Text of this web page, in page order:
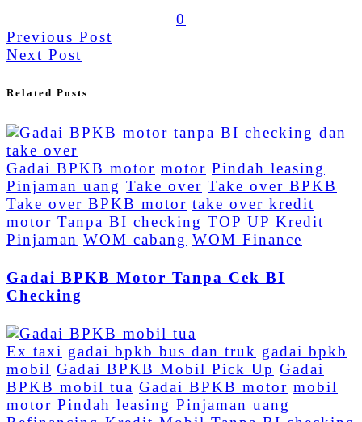
0
Previous Post
Next Post
Related Posts
Gadai BPKB motor motor Pindah leasing
Pinjaman uang Take over Take over BPKB
Take over BPKB motor take over kredit
motor Tanpa BI checking TOP UP Kredit
Pinjaman WOM cabang WOM Finance
Gadai BPKB Motor Tanpa Cek BI
Checking
Ex taxi gadai bpkb bus dan truk gadai bpkb
mobil Gadai BPKB Mobil Pick Up Gadai
BPKB mobil tua Gadai BPKB motor mobil
motor Pindah leasing Pinjaman uang